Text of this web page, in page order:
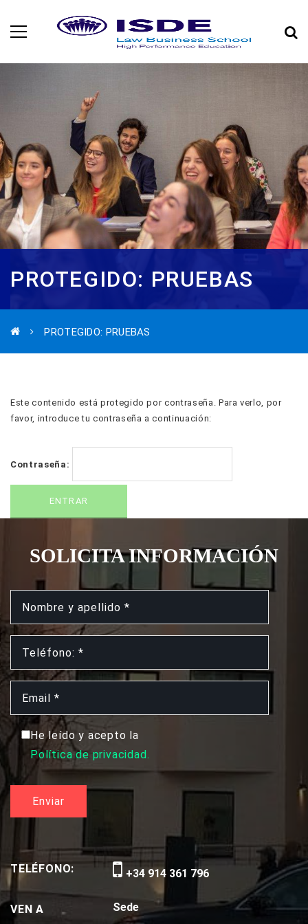
PROTEGIDO: PRUEBAS
PROTEGIDO: PRUEBAS
Este contenido está protegido por contraseña. Para verlo, por
favor, introduce tu contraseña a continuación:
Contraseña:
SOLICITA INFORMACIÓN
He leído y acepto la
Política de privacidad.
TELÉFONO: +34 914 361 796
VEN A
Sede